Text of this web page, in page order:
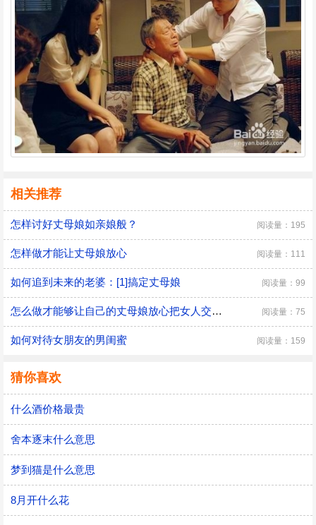
相关推荐
怎样讨好丈母娘如亲娘般？ 阅读量：195
怎样做才能让丈母娘放心 阅读量：111
如何追到未来的老婆：[1]搞定丈母娘 阅读量：99
怎么做才能够让自己的丈母娘放心把女人交给你？ 阅读量：75
如何对待女朋友的男闺蜜 阅读量：159
猜你喜欢
什么酒价格最贵
舍本逐末什么意思
梦到猫是什么意思
8月开什么花